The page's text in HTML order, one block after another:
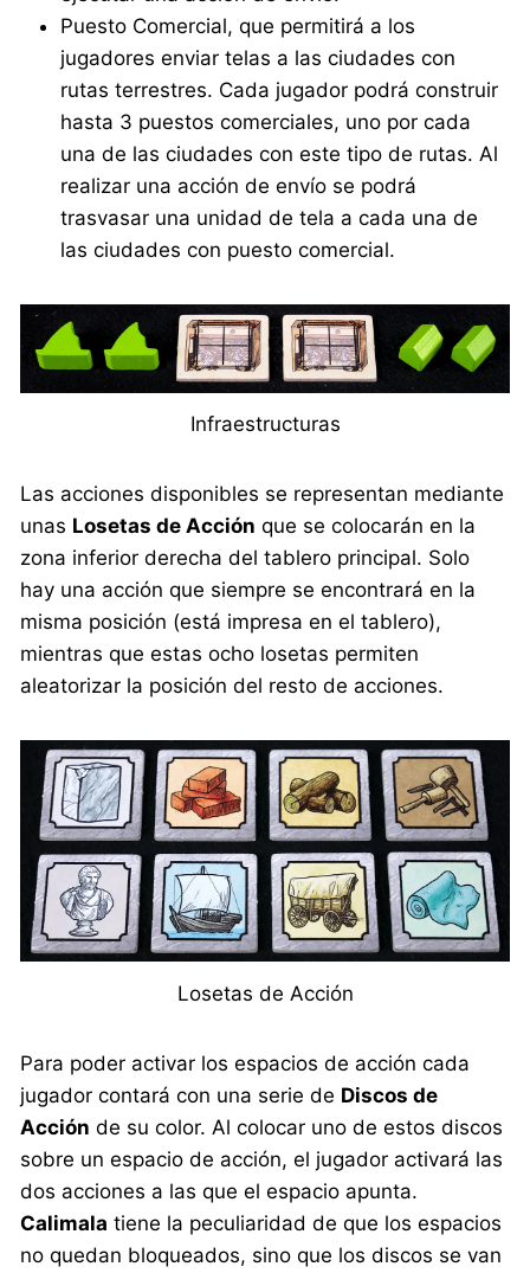
Puesto Comercial, que permitirá a los
jugadores enviar telas a las ciudades con
rutas terrestres. Cada jugador podrá construir
hasta 3 puestos comerciales, uno por cada
una de las ciudades con este tipo de rutas. Al
realizar una acción de envío se podrá
trasvasar una unidad de tela a cada una de
las ciudades con puesto comercial.
Infraestructuras
Las acciones disponibles se representan mediante
unas Losetas de Acción que se colocarán en la
zona inferior derecha del tablero principal. Solo
hay una acción que siempre se encontrará en la
misma posición (está impresa en el tablero),
mientras que estas ocho losetas permiten
aleatorizar la posición del resto de acciones.
Losetas de Acción
Para poder activar los espacios de acción cada
jugador contará con una serie de Discos de
Acción de su color. Al colocar uno de estos discos
sobre un espacio de acción, el jugador activará las
dos acciones a las que el espacio apunta.
Calimala tiene la peculiaridad de que los espacios
no quedan bloqueados, sino que los discos se van